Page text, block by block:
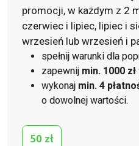
promocji, w każdym z 2
czerwiec i lipiec, lipiec i
wrzesień lub wrzesień i
spełnij warunki dla
zapewnij min. 1000
wykonaj min. 4
o dowolnej wartości.
50 zł